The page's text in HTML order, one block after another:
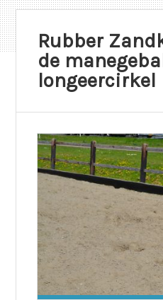
Rubber
de
longeercirkel